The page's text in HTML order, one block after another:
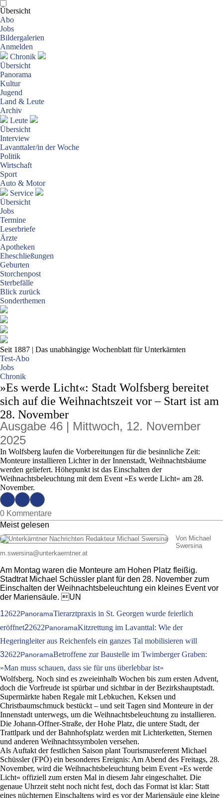
Übersicht
Abo
Jobs
Bildergalerien
Anmelden
Chronik
Übersicht
Panorama
Kultur
Jugend
Land & Leute
Archiv
Leute
Übersicht
Interview
Lavanttaler/in der Woche
Politik
Wirtschaft
Sport
Auto & Motor
Service
Übersicht
Jobs
Termine
Leserbriefe
Ärzte
Apotheken
Eheschließungen
Geburten
Storchenpost
Sterbefälle
Blick zurück
Sonderthemen
Seit 1887 | Das unabhängige Wochenblatt für Unterkärnten
Test-Abo
Jobs
Chronik
»Es werde Licht«: Stadt Wolfsberg bereitet
sich auf die Weihnachtszeit vor – Start ist am
28. November
Ausgabe 46 | Mittwoch, 12. November
2025
In Wolfsberg laufen die Vorbereitungen für die besinnliche Zeit:
Monteure installieren Lichter in der Innenstadt, Weihnachtsbäume
werden geliefert. Höhepunkt ist das Einschalten der
Weihnachtsbeleuchtung mit dem Event »Es werde Licht« am 28.
November.
0 Kommentare
Meist gelesen
Von Michael
Swersina
m.swersina@unterkaerntner.at
Am Montag waren die Monteure am Hohen Platz fleißig.
Stadtrat Michael Schüssler plant für den 28. November zum
Einschalten der Weihnachtsbeleuchtung ein kleines Event vor
der Mariensäule. UN
12622PanoramaTierarztpraxis in St. Georgen wurde feierlich
eröffnet22622PanoramaKitzrettung im Lavanttal: Wie der
Hegeringleiter aus Reichenfels ein ganzes Tal mobilisieren will
32622PanoramaBetroffene zur Baustelle im Twimberger Graben:
»Man muss schauen, dass sie für uns überlebbar ist«
Wolfsberg. Noch sind es zweieinhalb Wochen bis zum ersten Advent,
doch die Vorfreude ist spürbar und sichtbar in der Bezirkshauptstadt.
Supermärkte haben Regale mit Lebkuchen, Keksen und
Christbaumschmuck bestückt – und seit Tagen sind Monteure in der
Innenstadt unterwegs, um die Weihnachtsbeleuchtung zu installieren.
Die Johann-Offner-Straße, der Hohe Platz, die untere Stadt, der
Trattlpark und der Bahnhofsplatz werden mit Lichterketten, Sternen
und anderen Weihnachtssymbolen versehen.
Als Auftakt der festlichen Saison plant Tourismusreferent Michael
Schüssler (FPÖ) ein besonderes Ereignis: Am Abend des Freitags, 28.
November, wird die Weihnachtsbeleuchtung beim Event »Es werde
Licht« offiziell zum ersten Mal in diesem Jahr eingeschaltet. Die
genaue Uhrzeit steht noch nicht fest, doch das Format ist klar: Statt
eines nüchternen Einschaltens wird es vor der Mariensäule eine kleine